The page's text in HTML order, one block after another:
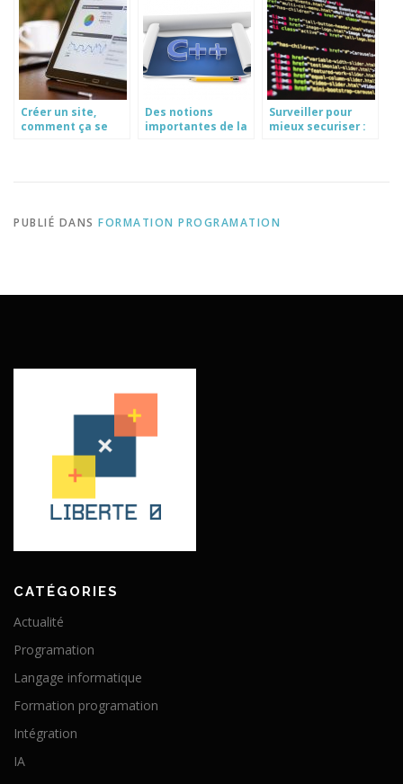
Créer un site,
comment ça se
Des notions
importantes de la
Surveiller pour
mieux securiser :
PUBLIÉ DANS FORMATION PROGRAMATION
CATÉGORIES
Actualité
Programation
Langage informatique
Formation programation
Intégration
IA